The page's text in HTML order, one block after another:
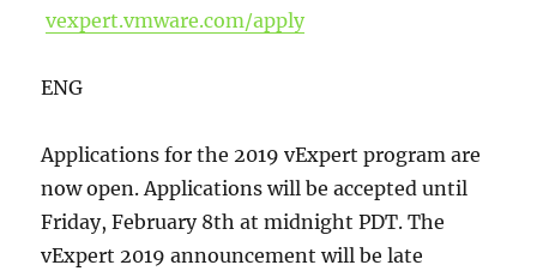
vexpert.vmware.com/apply
ENG
Applications for the 2019 vExpert program are
now open. Applications will be accepted until
Friday, February 8th at midnight PDT. The
vExpert 2019 announcement will be late